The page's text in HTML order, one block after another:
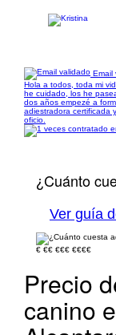
Email
Hola a todos, toda mi
he cuidado, los he
dos años empezé a
adiestradora certificada
oficio.
¿Cuánto
Ver guía
€ €€ €€€ €€€€
Precio
canino